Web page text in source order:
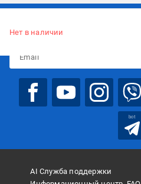
Нет в наличии
bot
AI Служба поддержки